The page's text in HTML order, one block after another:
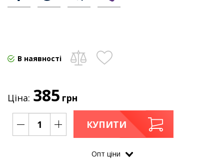
В наявності
Ціна: 385 грн
КУПИТИ
Опт цiни